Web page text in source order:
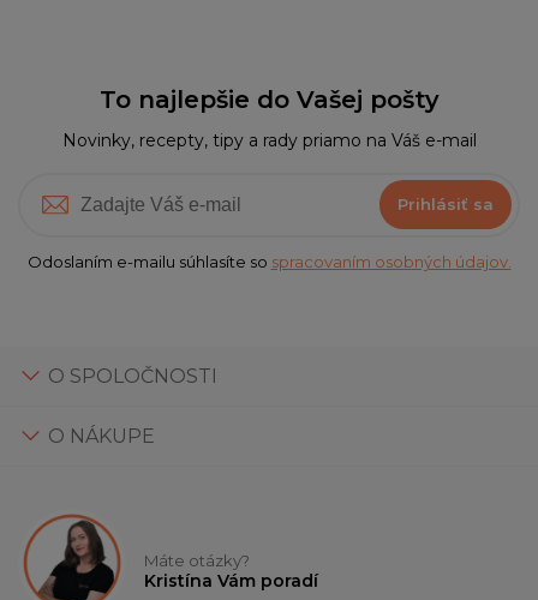
To najlepšie do Vašej pošty
Novinky, recepty, tipy a rady priamo na Váš e-mail
Prihlásiť sa
Odoslaním e-mailu súhlasíte so spracovaním osobných údajov.
O SPOLOČNOSTI
O NÁKUPE
Máte otázky?
Kristína Vám poradí